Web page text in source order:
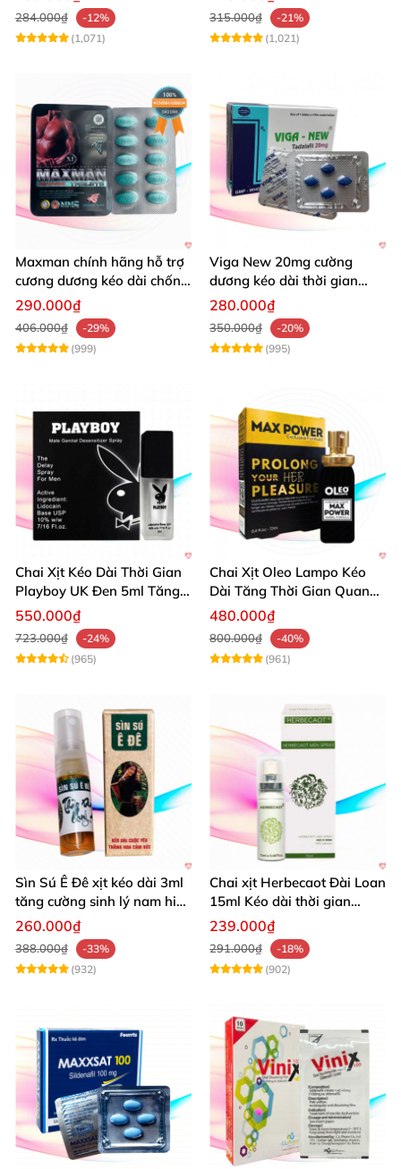
284.000₫
-12%
(1,071)
315.000₫
-21%
(1,021)
Maxman chính hãng hỗ trợ
cương dương kéo dài chống
xuất tinh sớm 10 viên
290.000₫
406.000₫
-29%
(999)
Viga New 20mg cường
dương kéo dài thời gian
chống xuất tinh hiệu quả
280.000₫
350.000₫
-20%
(995)
Chai Xịt Kéo Dài Thời Gian
Playboy UK Đen 5ml Tăng
Khoái Cảm
550.000₫
723.000₫
-24%
(965)
Chai Xịt Oleo Lampo Kéo
Dài Tăng Thời Gian Quan
Hệ Chính Hãng
480.000₫
800.000₫
-40%
(961)
Sìn Sú Ê Đê xịt kéo dài 3ml
tăng cường sinh lý nam hiệu
quả
260.000₫
388.000₫
-33%
(932)
Chai xịt Herbecaot Đài Loan
15ml Kéo dài thời gian
Tăng khoái cảm
239.000₫
291.000₫
-18%
(902)